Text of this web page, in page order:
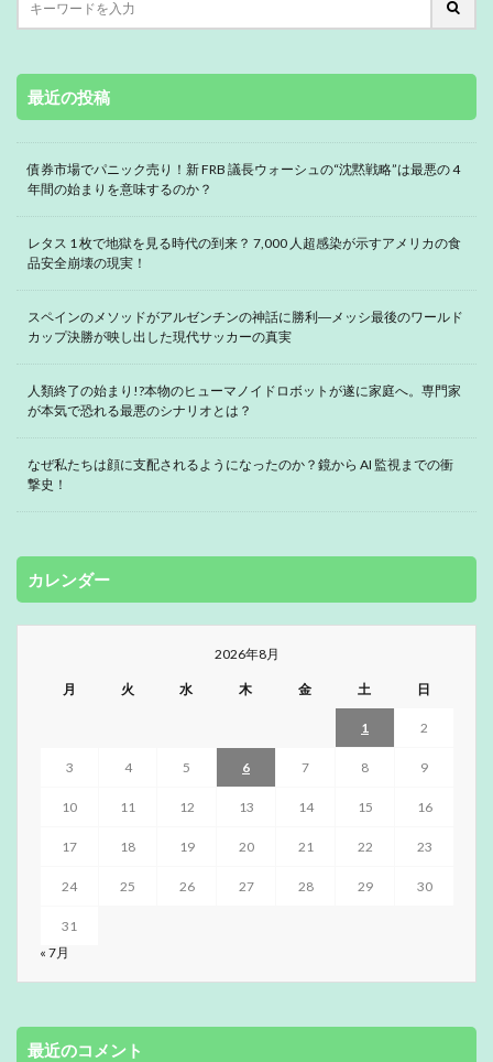
最近の投稿
債券市場でパニック売り！新 FRB 議長ウォーシュの“沈黙戦略”は最悪の 4
年間の始まりを意味するのか？
レタス 1 枚で地獄を見る時代の到来？ 7,000 人超感染が示すアメリカの食
品安全崩壊の現実！
スペインのメソッドがアルゼンチンの神話に勝利―メッシ最後のワールド
カップ決勝が映し出した現代サッカーの真実
人類終了の始まり!?本物のヒューマノイドロボットが遂に家庭へ。専門家
が本気で恐れる最悪のシナリオとは？
なぜ私たちは顔に支配されるようになったのか？鏡から AI 監視までの衝
撃史！
カレンダー
2026年8月
月 火 水 木 金 土 日
1 2
3 4 5 6 7 8 9
10 11 12 13 14 15 16
17 18 19 20 21 22 23
24 25 26 27 28 29 30
31
« 7月
最近のコメント